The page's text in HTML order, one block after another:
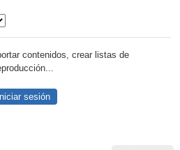
contenidos, crear listas de
Iniciar sesión